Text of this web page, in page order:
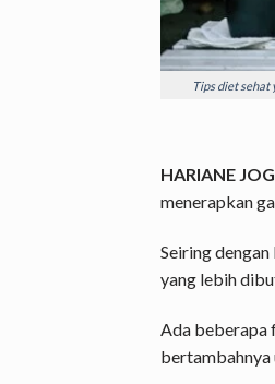
Tips diet sehat
HARIANE
menerapkan
Seiring
yang lebih
Ada beberapa
bertambahnya